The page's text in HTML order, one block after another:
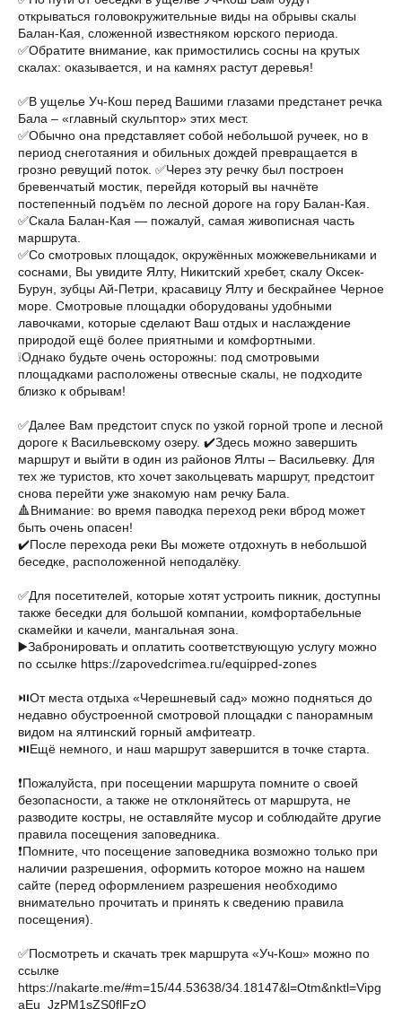
открываться головокружительные виды на обрывы скалы
Балан-Кая, сложенной известняком юрского периода.
✅Обратите внимание, как примостились сосны на крутых
скалах: оказывается, и на камнях растут деревья!
✅В ущелье Уч-Кош перед Вашими глазами предстанет речка
Бала – «главный скульптор» этих мест.
✅Обычно она представляет собой небольшой ручеек, но в
период снеготаяния и обильных дождей превращается в
грозно ревущий поток. ✅Через эту речку был построен
бревенчатый мостик, перейдя который вы начнёте
постепенный подъём по лесной дороге на гору Балан-Кая.
✅Скала Балан-Кая — пожалуй, самая живописная часть
маршрута.
✅Со смотровых площадок, окружённых можжевельниками и
соснами, Вы увидите Ялту, Никитский хребет, скалу Оксек-
Бурун, зубцы Ай-Петри, красавицу Ялту и бескрайнее Черное
море. Смотровые площадки оборудованы удобными
лавочками, которые сделают Ваш отдых и наслаждение
природой ещё более приятными и комфортными.
❕Однако будьте очень осторожны: под смотровыми
площадками расположены отвесные скалы, не подходите
близко к обрывам!
✅Далее Вам предстоит спуск по узкой горной тропе и лесной
дороге к Васильевскому озеру. ✔️Здесь можно завершить
маршрут и выйти в один из районов Ялты – Васильевку. Для
тех же туристов, кто хочет закольцевать маршрут, предстоит
снова перейти уже знакомую нам речку Бала.
🔺Внимание: во время паводка переход реки вброд может
быть очень опасен!
✔️После перехода реки Вы можете отдохнуть в небольшой
беседке, расположенной неподалёку.
✅Для посетителей, которые хотят устроить пикник, доступны
также беседки для большой компании, комфортабельные
скамейки и качели, мангальная зона.
▶️Забронировать и оплатить соответствующую услугу можно
по ссылке https://zapovedcrimea.ru/equipped-zones
⏯️От места отдыха «Черешневый сад» можно подняться до
недавно обустроенной смотровой площадки с панорамным
видом на ялтинский горный амфитеатр.
⏯️Ещё немного, и наш маршрут завершится в точке старта.
❗️Пожалуйста, при посещении маршрута помните о своей
безопасности, а также не отклоняйтесь от маршрута, не
разводите костры, не оставляйте мусор и соблюдайте другие
правила посещения заповедника.
❗️Помните, что посещение заповедника возможно только при
наличии разрешения, оформить которое можно на нашем
сайте (перед оформлением разрешения необходимо
внимательно прочитать и принять к сведению правила
посещения).
✅Посмотреть и скачать трек маршрута «Уч-Кош» можно по
ссылке
https://nakarte.me/#m=15/44.53638/34.18147&l=Otm&nktl=Vipg
aEu_JzPM1sZS0flFzQ